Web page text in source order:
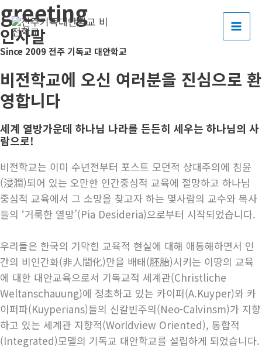
콘
텐
츠
로
건
너
뛰
greeting
인사말
Since 2009 전주 기독교 대안학교
비전학교에 오신 여러분을 진심으로 환
영합니다
세계 열방가운데 하나님 나라를 든든히 세우는 하나님의 사
람으로!
비전학교는 이미 수년전부터 포스트 모던적 상대주의에 침윤
(浸潤)되어 있는 오만한 인간중심적 교육에 절망하고 하나님
중심적 교육에서 그 소망을 찾고자 하는 몇사람의 교수와 목사
들의 ‘거룩한 열망’(Pia Desideria)으로부터 시작되었습니다.
우리들은 한국의 기막힌 교육적 현실에 대해 애통해하면서 인
간의 비인간화(非人間化)만을 배태(胚胎)시키는 이땅의 교육
에 대한 대안교육으로서 기독교적 세계관(Christliche
Weltanschauung)에 정초하고 있는 카이퍼(A.Kuyper)와 카
이퍼파(Kuyperians)들의 신칼빈주의(Neo-Calvinsm)가 지향
하고 있는 세계관 지향적(Worldview Oriented), 통합적
(Integrated)모델의 기독교 대안학교를 설립하게 되었습니다.